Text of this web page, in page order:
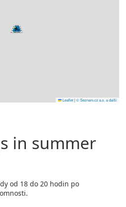
Leaflet|© Seznam.cz a.s. a další
in summer
od 18 do 20 hodin po